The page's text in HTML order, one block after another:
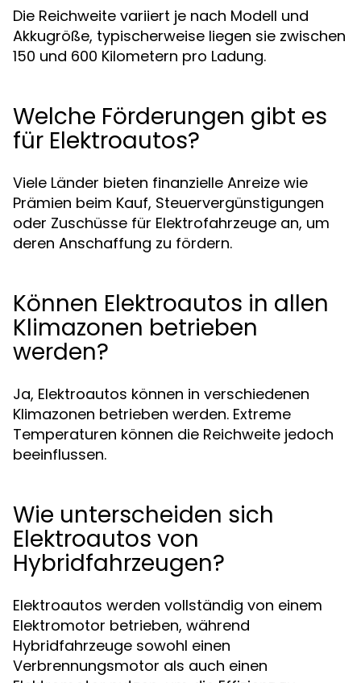
Die Reichweite variiert je nach Modell und
Akkugröße, typischerweise liegen sie zwischen
150 und 600 Kilometern pro Ladung.
Welche Förderungen gibt es
für Elektroautos?
Viele Länder bieten finanzielle Anreize wie
Prämien beim Kauf, Steuervergünstigungen
oder Zuschüsse für Elektrofahrzeuge an, um
deren Anschaffung zu fördern.
Können Elektroautos in allen
Klimazonen betrieben
werden?
Ja, Elektroautos können in verschiedenen
Klimazonen betrieben werden. Extreme
Temperaturen können die Reichweite jedoch
beeinflussen.
Wie unterscheiden sich
Elektroautos von
Hybridfahrzeugen?
Elektroautos werden vollständig von einem
Elektromotor betrieben, während
Hybridfahrzeuge sowohl einen
Verbrennungsmotor als auch einen